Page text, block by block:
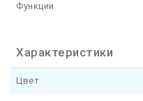
Функции
Характеристики
Цвет